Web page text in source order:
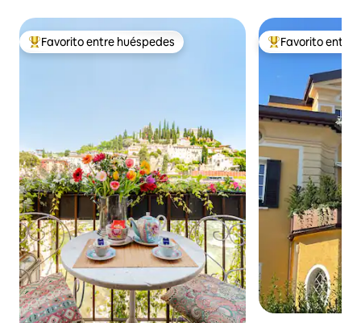
Favorito entre huéspedes preferido
Favorito entre huéspedes Favorito entre
Favorito entre